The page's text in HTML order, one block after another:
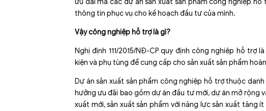
ưu đãi mà các dự án sản xuất sản phẩm công nghiệp
thông tin phục vụ cho kế hoạch đầu tư của mình.
Vậy công nghiệp hỗ trợ là gì?
Nghị định 111/2015/NĐ-CP quy định công nghiệp hỗ trợ
kiện và phụ tùng để cung cấp cho sản xuất sản phẩm
Dự án sản xuất sản phẩm công nghiệp hỗ trợ thuộc
hưởng ưu đãi bao gồm dự án đầu tư mới, dự án mở rộng
xuất mới, sản xuất sản phẩm với năng lực sản xuất tăng ít